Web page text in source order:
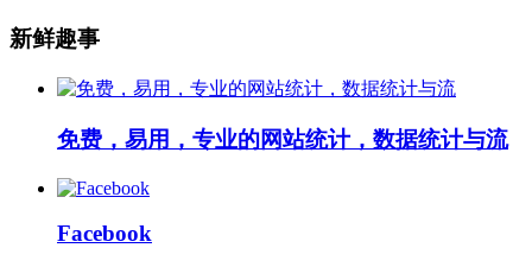
新鲜趣事
免费，易用，专业的网站统计，数据统计与流
Facebook